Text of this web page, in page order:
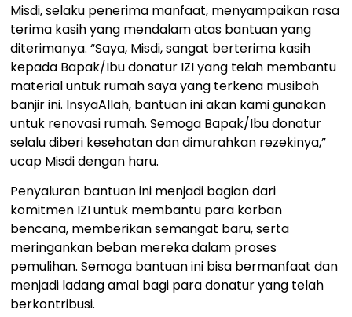
Misdi, selaku penerima manfaat, menyampaikan rasa
terima kasih yang mendalam atas bantuan yang
diterimanya. “Saya, Misdi, sangat berterima kasih
kepada Bapak/Ibu donatur IZI yang telah membantu
material untuk rumah saya yang terkena musibah
banjir ini. InsyaAllah, bantuan ini akan kami gunakan
untuk renovasi rumah. Semoga Bapak/Ibu donatur
selalu diberi kesehatan dan dimurahkan rezekinya,”
ucap Misdi dengan haru.
Penyaluran bantuan ini menjadi bagian dari
komitmen IZI untuk membantu para korban
bencana, memberikan semangat baru, serta
meringankan beban mereka dalam proses
pemulihan. Semoga bantuan ini bisa bermanfaat dan
menjadi ladang amal bagi para donatur yang telah
berkontribusi.